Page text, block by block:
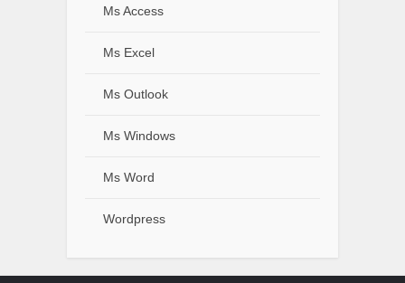
Ms Access
Ms Excel
Ms Outlook
Ms Windows
Ms Word
Wordpress